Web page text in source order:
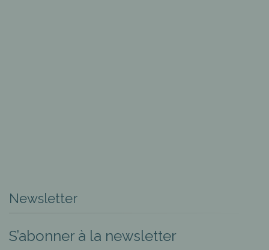
Newsletter
S’abonner à la newsletter